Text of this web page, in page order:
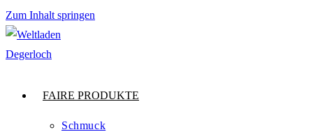
Zum Inhalt springen
FAIRE PRODUKTE
Schmuck